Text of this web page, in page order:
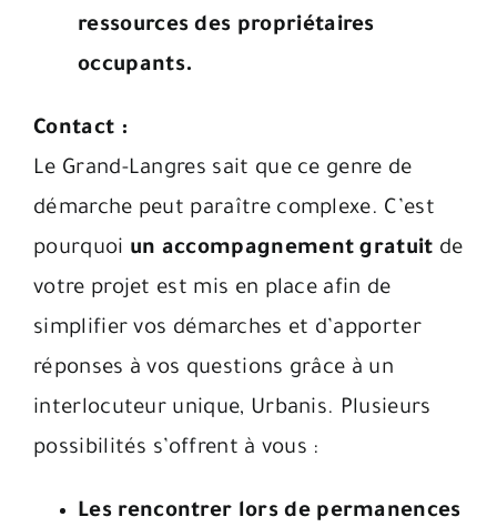
ressources des propriétaires
occupants.
Contact :
Le Grand-Langres sait que ce genre de
démarche peut paraître complexe. C’est
pourquoi un accompagnement gratuit de
votre projet est mis en place afin de
simplifier vos démarches et d’apporter
réponses à vos questions grâce à un
interlocuteur unique, Urbanis. Plusieurs
possibilités s’offrent à vous :
Les rencontrer lors de permanences